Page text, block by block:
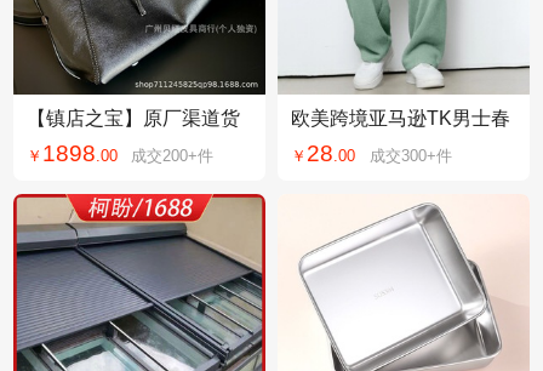
【镇店之宝】原厂渠道货
皮hobo托特包
￥ 1898.00 成交200+件
欧美跨境亚马逊TK男士春
阔腿运动休闲长裤
￥ 28.00 成交300+件